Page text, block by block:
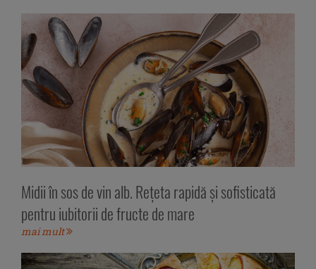
Midii în sos de vin alb. Rețeta rapidă și sofisticată
pentru iubitorii de fructe de mare
mai mult